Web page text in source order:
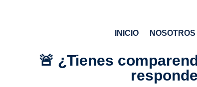
INICIO NOSOTROS
🚨 ¿Tienes